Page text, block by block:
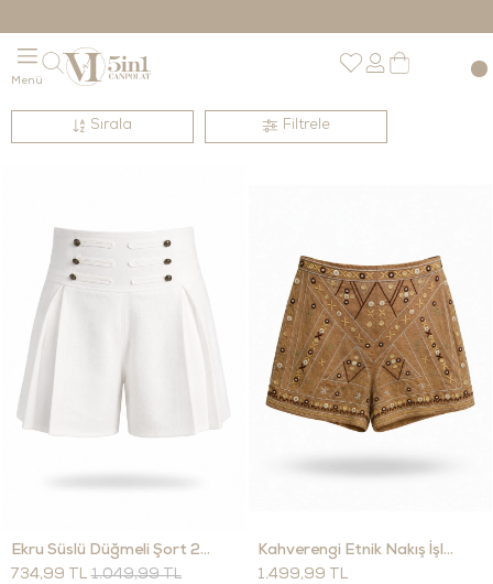
Filtrele
Sırala
Ekru Süslü Düğmeli Şort 261013
734,99 TL 1.049,99 TL
Kahverengi Etnik Nakış İşlemeli Şort 00714
1.499,99 TL